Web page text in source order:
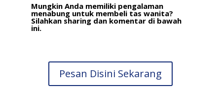
Mungkin Anda memiliki pengalaman
menabung untuk membeli tas wanita?
Silahkan sharing dan komentar di bawah
ini.
Pesan Disini Sekarang